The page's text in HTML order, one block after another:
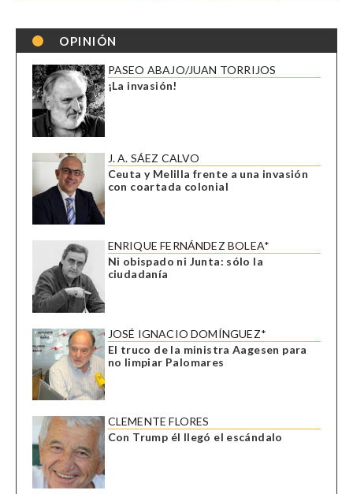
OPINIÓN
PASEO ABAJO/JUAN TORRIJOS
¡La invasión!
J. A. SÁEZ CALVO
Ceuta y Melilla frente a una invasión
con coartada colonial
ENRIQUE FERNÁNDEZ BOLEA*
Ni obispado ni Junta: sólo la
ciudadanía
JOSÉ IGNACIO DOMÍNGUEZ*
El truco de la ministra Aagesen para
no limpiar Palomares
CLEMENTE FLORES
Con Trump él llegó el escándalo